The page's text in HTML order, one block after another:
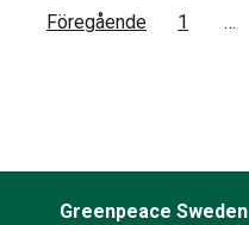
Föregående 1 …
Greenpeace Sweden